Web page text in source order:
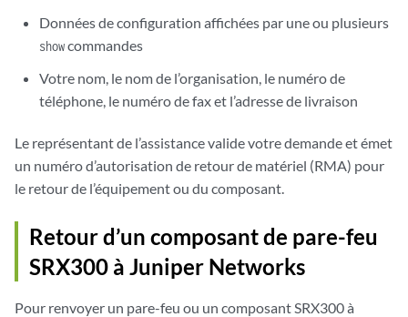
Données de configuration affichées par une ou plusieurs
showcommandes
Votre nom, le nom de l’organisation, le numéro de
téléphone, le numéro de fax et l’adresse de livraison
Le représentant de l’assistance valide votre demande et émet
un numéro d’autorisation de retour de matériel (RMA) pour
le retour de l’équipement ou du composant.
Retour d’un composant de pare-feu
SRX300 à Juniper Networks
Pour renvoyer un pare-feu ou un composant SRX300 à